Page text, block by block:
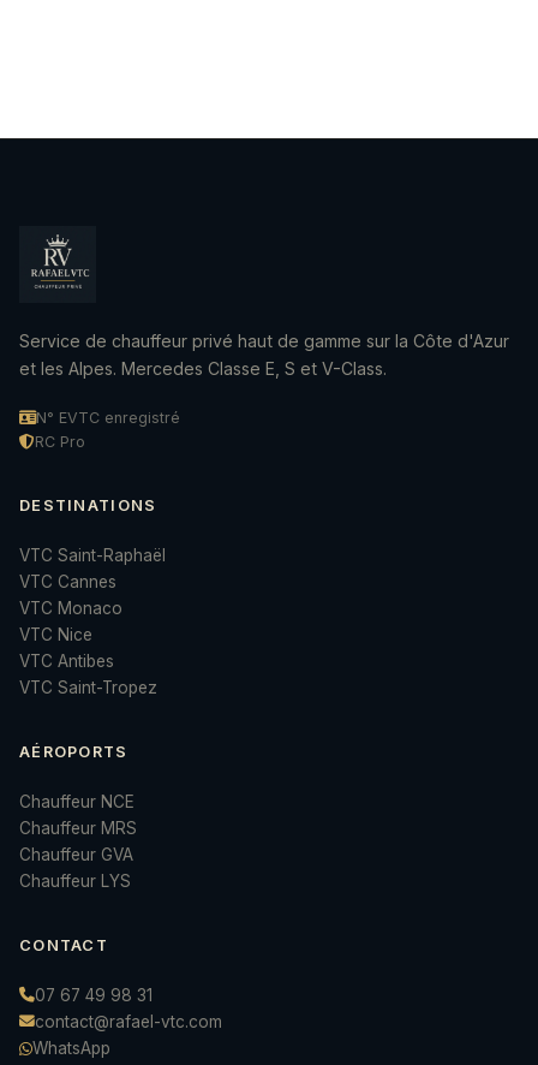
Service de chauffeur privé haut de gamme sur la Côte d'Azur
et les Alpes. Mercedes Classe E, S et V-Class.
N° EVTC enregistré
RC Pro
DESTINATIONS
VTC Saint-Raphaël
VTC Cannes
VTC Monaco
VTC Nice
VTC Antibes
VTC Saint-Tropez
AÉROPORTS
Chauffeur NCE
Chauffeur MRS
Chauffeur GVA
Chauffeur LYS
CONTACT
07 67 49 98 31
contact@rafael-vtc.com
WhatsApp